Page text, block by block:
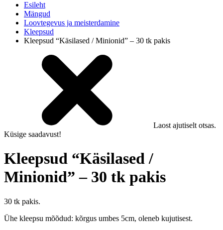
Esileht
Mängud
Loovtegevus ja meisterdamine
Kleepsud
Kleepsud “Käsilased / Minionid” – 30 tk pakis
Laost ajutiselt otsas.
Küsige saadavust!
Kleepsud “Käsilased /
Minionid” – 30 tk pakis
30 tk pakis.
Ühe kleepsu mõõdud: kõrgus umbes 5cm, oleneb kujutisest.